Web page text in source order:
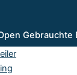
Gebrauchte